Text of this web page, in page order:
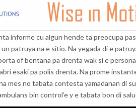
informe cu algun hende ta preocupa
patruya na e sitio. Na yegada di e
of bentana pa drenta wak si e
esaki pa polis drenta. Na prome
mes no tabata contesta yamadanan di
bin control’e y e tabata bon di